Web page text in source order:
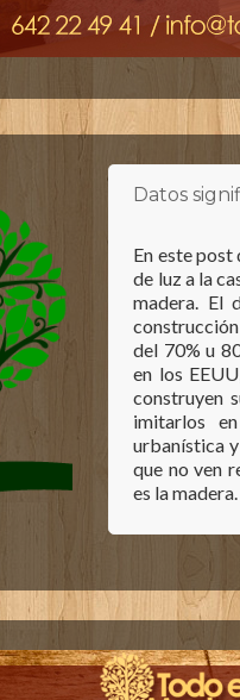
Datos
En este
de luz a la
madera. El
del 70% u
en los
construyen
imitarlos
urbanística
que no ven
es la madera.